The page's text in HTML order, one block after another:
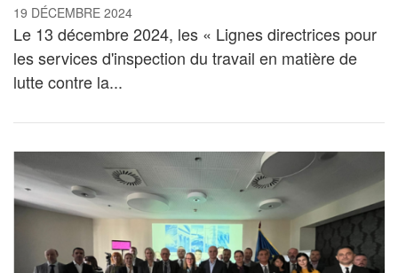
19 DÉCEMBRE 2024
Le 13 décembre 2024, les « Lignes directrices pour
les services d'inspection du travail en matière de
lutte contre la...